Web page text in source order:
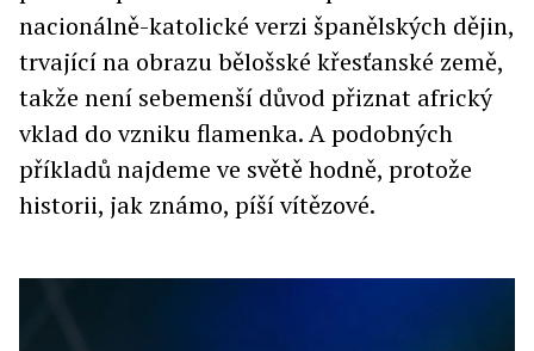
nacionálně-katolické verzi španělských dějin,
trvající na obrazu bělošské křesťanské země,
takže není sebemenší důvod přiznat africký
vklad do vzniku flamenka. A podobných
příkladů najdeme ve světě hodně, protože
historii, jak známo, píší vítězové.